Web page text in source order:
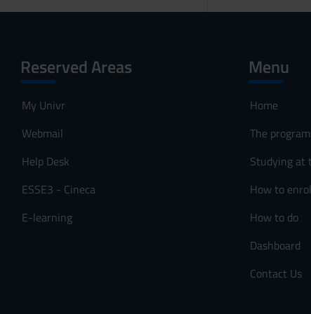
Reserved Areas
My Univr
Webmail
Help Desk
ESSE3 - Cineca
E-learning
Menu
Home
The
Studying at
How to enrol
How to do
Dashboard
Contact Us